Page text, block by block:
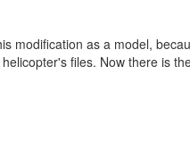
modification as a model,
files. Now there is